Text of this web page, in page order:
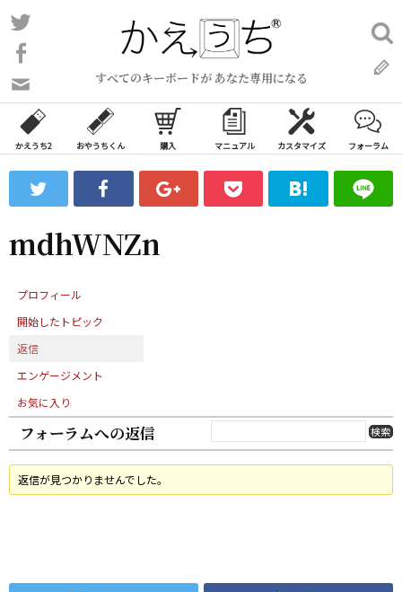
コ
ン
ン
ツ
ス
ッ
すべてのキーボードが あなた専用になる
い
合
わ
フ
ォ
ム
検
索:
かえうち2 おやうちくん 購入 マニュアル カスタマイズ フォーラム
mdhWNZn
プロフィール
開始したトピック
返信
エンゲージメント
お気に入り
フォーラムへの返信
返信が見つかりませんでした。